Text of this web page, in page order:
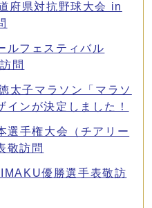
府県対抗野球大会 in
ルフェスティバル
問
太子マラソン「マラソ
インが決定しました！
手権大会（チアリー
敬訪問
優勝選手表敬訪